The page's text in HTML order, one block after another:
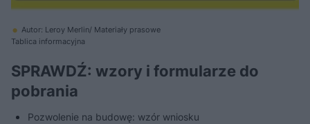
Autor: Leroy Merlin/ Materiały prasowe
Tablica informacyjna
SPRAWDŹ: wzory i formularze do
pobrania
Pozwolenie na budowę: wzór wniosku